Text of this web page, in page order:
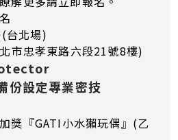
台北場)
市忠孝東路六段21號8樓)
份設定專業密技
獎『GATI小水獺玩偶』(乙